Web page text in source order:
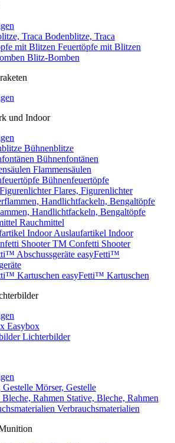
Bodenblitze, Traca
Feuertöpfe mit Blitzen
Blitz-Bomben
und Indoor
Bühnenblitze
Bühnenfontänen
Flammensäulen
Bühnenfeuertöpfe
Flares, Figurenlichter
Handlichtfackeln, Bengaltöpfe
Rauchmittel
Auslaufartikel Indoor
TM Confetti Shooter
easyFetti™
easyFetti™ Kartuschen
Easybox
Lichterbilder
Mörser, Gestelle
Stative, Bleche, Rahmen
Verbrauchsmaterialien